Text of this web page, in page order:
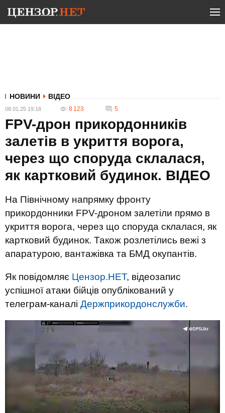
НОВИНИ ВІДЕО
08.01.25 19:18 8 123 5
FPV-дрон прикордонників
залетів в укриття ворога,
через що споруда склалася,
як картковий будинок. ВIДЕО
На Північному напрямку фронту
прикордонники FPV-дроном залетіли прямо в
укриття ворога, через що споруда склалася, як
картковий будинок. Також розлетілись вежі з
апаратурою, вантажівка та БМД окупантів.
Як повідомляє Цензор.НЕТ, відеозапис
успішної атаки бійців опублікований у
телеграм-каналі Держприкордонслужби.